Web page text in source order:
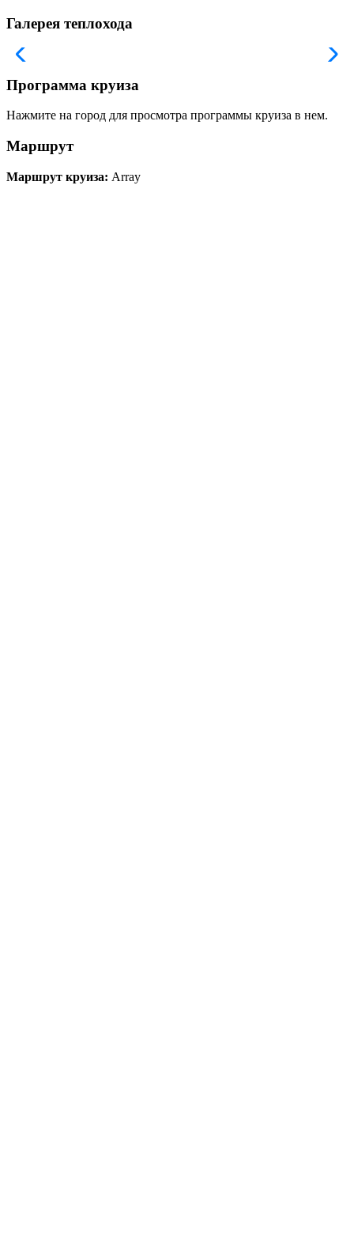
Галерея теплохода
Программа круиза
Нажмите на город для просмотра программы круиза в нем.
Маршрут
Маршрут круиза: Array